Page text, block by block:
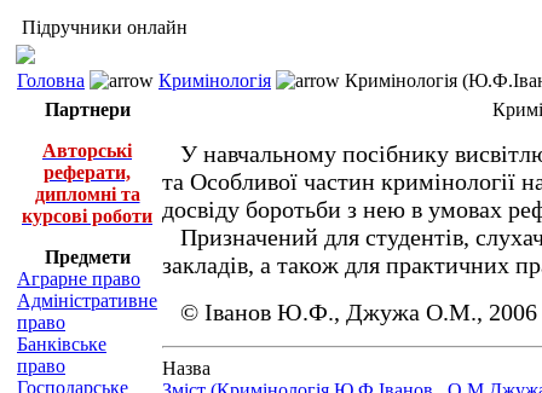
Підручники онлайн
Головна Кримінологія
Кримінологія
Партнери
Авторські
реферати,
дипломні та
курсові роботи
Предмети
Аграрне право
Адміністративне
право
Банківське
право
Господарське
У навчальному посібнику
та Особливої частин кримінології
досвіду боротьби з нею в умовах
Призначений для студентів,
закладів, а також для практичних
© Іванов Ю.Ф., Джужа О.М., 2006
Назва